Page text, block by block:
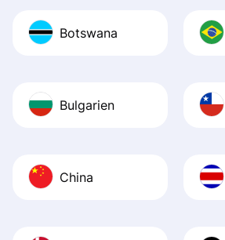
Botswana
Bulgarien
China